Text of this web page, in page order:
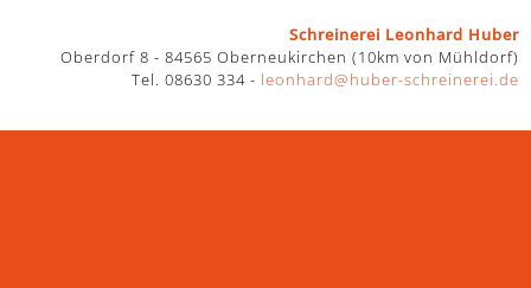
Schreinerei Leonhard Huber
Oberdorf 8 - 84565 Oberneukirchen (10km von Mühldorf)
Tel. 08630 334 - leonhard@huber-schreinerei.de